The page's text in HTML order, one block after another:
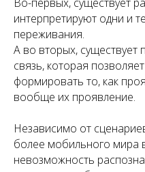
интерпретируют одни и
переживания.
А во вторых, существует
связь, которая
формировать то, как
вообще их проявление.
Независимо от
более мобильного мира
невозможность